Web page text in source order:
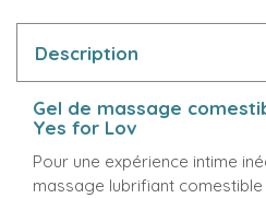
Description
Gel de massage
Yes for Lov
Pour une expérience intime
massage lubrifiant